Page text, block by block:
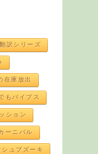
訳シリーズ
在庫放出
もパイプス
ション
ーニバル
シュブズーキ